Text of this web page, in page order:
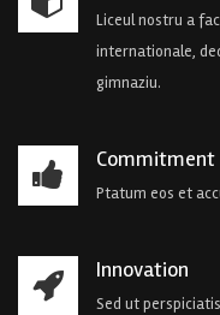
Liceul nostru a
internationale,
gimnaziu.
Commitment
Ptatum eos et
Innovation
Sed ut